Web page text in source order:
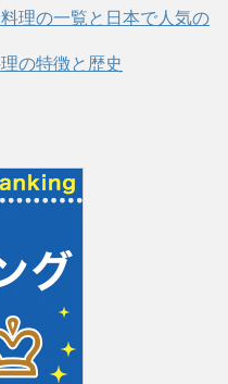
理の一覧と日本で人気の
の特徴と歴史